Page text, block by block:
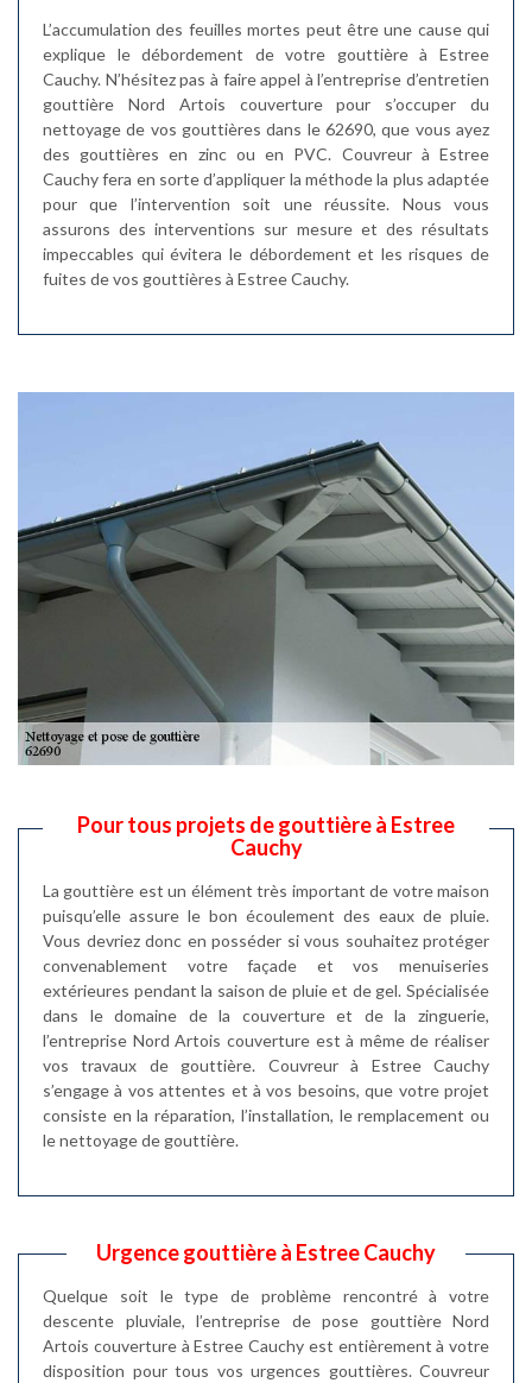
L’accumulation des feuilles mortes peut être une cause qui
explique le débordement de votre gouttière à Estree
Cauchy. N’hésitez pas à faire appel à l’entreprise d’entretien
gouttière Nord Artois couverture pour s’occuper du
nettoyage de vos gouttières dans le 62690, que vous ayez
des gouttières en zinc ou en PVC. Couvreur à Estree
Cauchy fera en sorte d’appliquer la méthode la plus adaptée
pour que l’intervention soit une réussite. Nous vous
assurons des interventions sur mesure et des résultats
impeccables qui évitera le débordement et les risques de
fuites de vos gouttières à Estree Cauchy.
Pour tous projets de gouttière à Estree
Cauchy
La gouttière est un élément très important de votre maison
puisqu’elle assure le bon écoulement des eaux de pluie.
Vous devriez donc en posséder si vous souhaitez protéger
convenablement votre façade et vos menuiseries
extérieures pendant la saison de pluie et de gel. Spécialisée
dans le domaine de la couverture et de la zinguerie,
l’entreprise Nord Artois couverture est à même de réaliser
vos travaux de gouttière. Couvreur à Estree Cauchy
s’engage à vos attentes et à vos besoins, que votre projet
consiste en la réparation, l’installation, le remplacement ou
le nettoyage de gouttière.
Urgence gouttière à Estree Cauchy
Quelque soit le type de problème rencontré à votre
descente pluviale, l’entreprise de pose gouttière Nord
Artois couverture à Estree Cauchy est entièrement à votre
disposition pour tous vos urgences gouttières. Couvreur